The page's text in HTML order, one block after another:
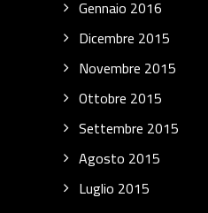
Gennaio 2016
Dicembre 2015
Novembre 2015
Ottobre 2015
Settembre 2015
Agosto 2015
Luglio 2015